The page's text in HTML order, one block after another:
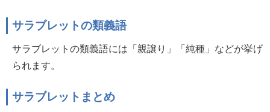
サラブレットの類義語
サラブレットの類義語には「親譲り」「純種」などが挙げ
られます。
サラブレットまとめ